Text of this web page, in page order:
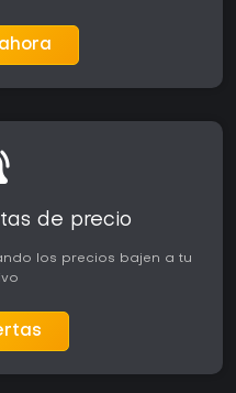
de precio
los precios bajen a tu